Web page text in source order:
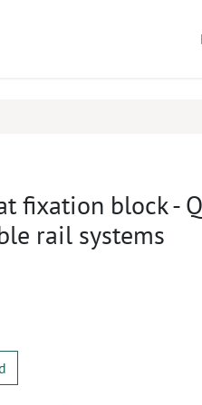
fixation block -
rail systems